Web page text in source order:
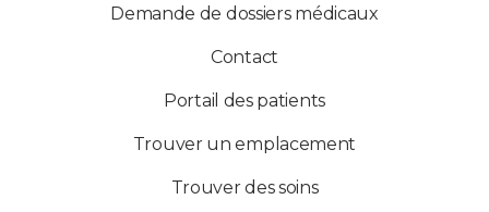
Demande de dossiers médicaux
Contact
Portail des patients
Trouver un emplacement
Trouver des soins